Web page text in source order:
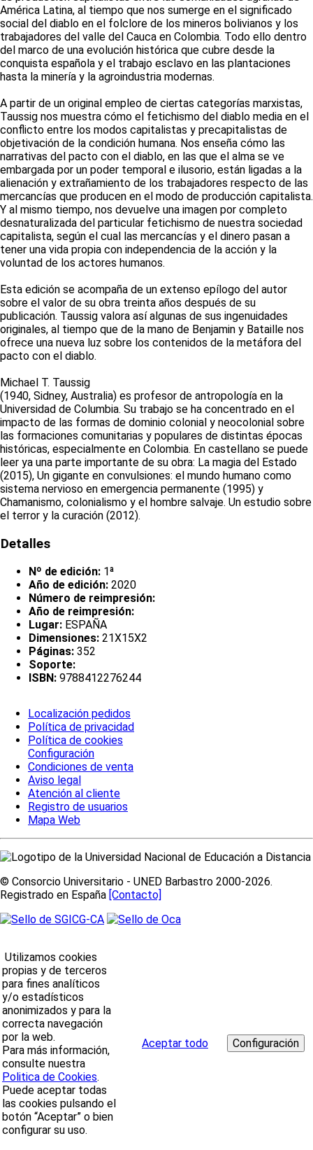
América Latina, al tiempo que nos sumerge en el significado
social del diablo en el folclore de los mineros bolivianos y los
trabajadores del valle del Cauca en Colombia. Todo ello dentro
del marco de una evolución histórica que cubre desde la
conquista española y el trabajo esclavo en las plantaciones
hasta la minería y la agroindustria modernas.
A partir de un original empleo de ciertas categorías marxistas,
Taussig nos muestra cómo el fetichismo del diablo media en el
conflicto entre los modos capitalistas y precapitalistas de
objetivación de la condición humana. Nos enseña cómo las
narrativas del pacto con el diablo, en las que el alma se ve
embargada por un poder temporal e ilusorio, están ligadas a la
alienación y extrañamiento de los trabajadores respecto de las
mercancías que producen en el modo de producción capitalista.
Y al mismo tiempo, nos devuelve una imagen por completo
desnaturalizada del particular fetichismo de nuestra sociedad
capitalista, según el cual las mercancías y el dinero pasan a
tener una vida propia con independencia de la acción y la
voluntad de los actores humanos.
Esta edición se acompaña de un extenso epílogo del autor
sobre el valor de su obra treinta años después de su
publicación. Taussig valora así algunas de sus ingenuidades
originales, al tiempo que de la mano de Benjamin y Bataille nos
ofrece una nueva luz sobre los contenidos de la metáfora del
pacto con el diablo.
Michael T. Taussig
(1940, Sidney, Australia) es profesor de antropología en la
Universidad de Columbia. Su trabajo se ha concentrado en el
impacto de las formas de dominio colonial y neocolonial sobre
las formaciones comunitarias y populares de distintas épocas
históricas, especialmente en Colombia. En castellano se puede
leer ya una parte importante de su obra: La magia del Estado
(2015), Un gigante en convulsiones: el mundo humano como
sistema nervioso en emergencia permanente (1995) y
Chamanismo, colonialismo y el hombre salvaje. Un estudio sobre
el terror y la curación (2012).
Detalles
Nº de edición: 1ª
Año de edición: 2020
Número de reimpresión:
Año de reimpresión:
Lugar: ESPAÑA
Dimensiones: 21X15X2
Páginas: 352
Soporte:
ISBN: 9788412276244
Localización pedidos
Política de privacidad
Política de cookies
Configuración
Condiciones de venta
Aviso legal
Atención al cliente
Registro de usuarios
Mapa Web
© Consorcio Universitario - UNED Barbastro 2000-2026.
Registrado en España [Contacto]
Utilizamos cookies
propias y de terceros
para fines analíticos
y/o estadísticos
anonimizados y para la
correcta navegación
por la web.
Para más información,
consulte nuestra
Politica de Cookies.
Puede aceptar todas
las cookies pulsando el
botón “Aceptar” o bien
configurar su uso.
Aceptar todo